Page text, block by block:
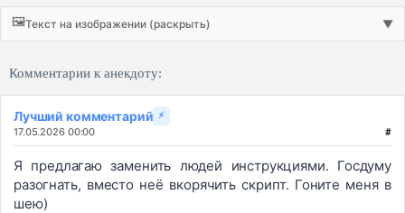
🖼️Текст на изображении (раскрыть) ▼
Комментарии к анекдоту:
Лучший комментарий ⚡
17.05.2026 00:00 #
Я предлагаю заменить людей инструкциями. Госдуму
разогнать, вместо неё вкорячить скрипт. Гоните меня в
шею)